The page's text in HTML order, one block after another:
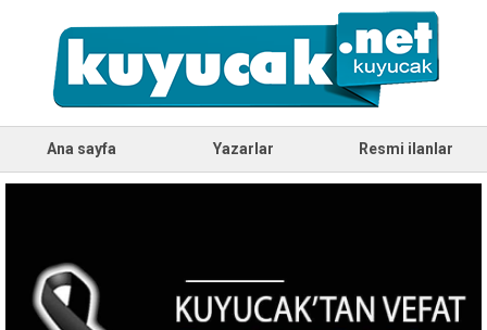
Ana sayfa Yazarlar Resmi ilanlar